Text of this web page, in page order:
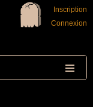
Inscription
Connexion